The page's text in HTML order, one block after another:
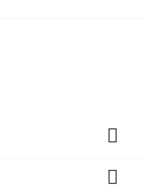

